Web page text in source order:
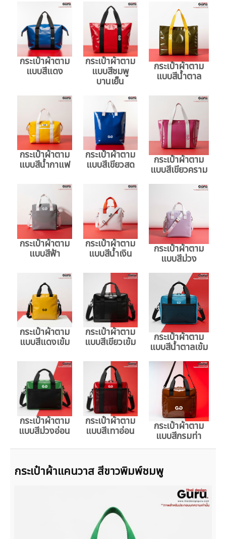
กระเป๋าผ้าตาม
แบบสีแดง
กระเป๋าผ้าตาม
แบบสีชมพู
บานเย็น
กระเป๋าผ้าตาม
แบบสีน้ำตาล
กระเป๋าผ้าตาม
แบบสีน้ำกาแฟ
กระเป๋าผ้าตาม
แบบสีเขียวสด กระเป๋าผ้าตาม
แบบสีเขียวคราม
กระเป๋าผ้าตาม
แบบสีฟ้า
กระเป๋าผ้าตาม
แบบสีน้ำเงิน กระเป๋าผ้าตาม
แบบสีม่วง
กระเป๋าผ้าตาม
แบบสีแดงเข้ม
กระเป๋าผ้าตาม
แบบสีเขียวเข้ม กระเป๋าผ้าตาม
แบบสีน้ำตาลเข้ม
กระเป๋าผ้าตาม
แบบสีม่วงอ่อน
กระเป๋าผ้าตาม
แบบสีเทาอ่อน กระเป๋าผ้าตาม
แบบสีกรมท่า
กระเป๋าผ้าแคนวาส สีขาวพิมพ์ชมพู